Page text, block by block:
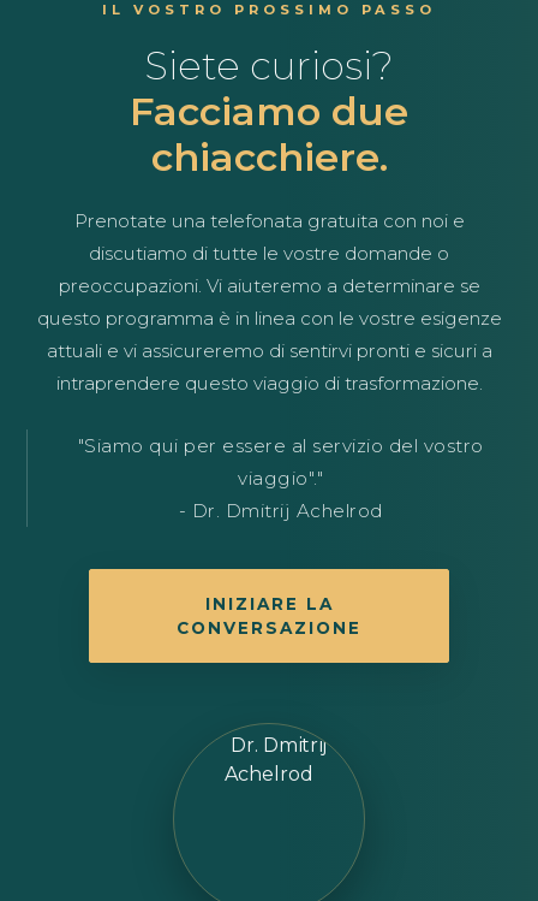
IL VOSTRO PROSSIMO PASSO
Siete curiosi?
Facciamo due
chiacchiere.
Prenotate una telefonata gratuita con noi e
discutiamo di tutte le vostre domande o
preoccupazioni. Vi aiuteremo a determinare se
questo programma è in linea con le vostre esigenze
attuali e vi assicureremo di sentirvi pronti e sicuri a
intraprendere questo viaggio di trasformazione.
"Siamo qui per essere al servizio del vostro
viaggio"."
- Dr. Dmitrij Achelrod
INIZIARE LA
CONVERSAZIONE